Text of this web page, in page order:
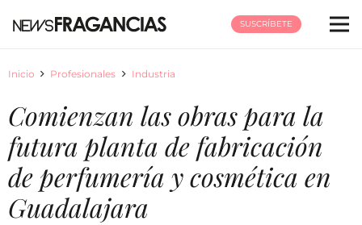
SUSCRÍBETE
Inicio Profesionales Industria
Comienzan las obras para la
futura planta de fabricación
de perfumería y cosmética en
Guadalajara